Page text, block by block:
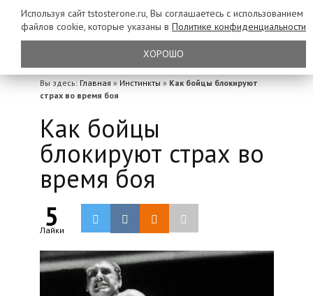
Вы здесь: Главная » Инстинкты » Как бойцы блокируют
страх во время боя
Как бойцы
блокируют страх во
время боя
5
Лайки
Используя сайт tstosterone.ru, Вы соглашаетесь с использованием
файлов cookie, которые указаны в Политике конфиденциальности
ХОРОШО